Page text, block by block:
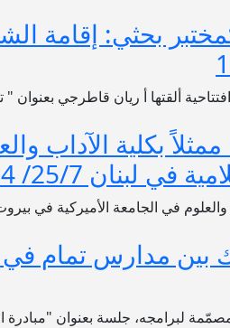
بحثي: إقامة
ألقتها أ ريان قاطرجي
بكلية الآداب
لبنان 25/7/ 2024
والعلوم في الجامعة الأميركية في
بين مدارس تمام في
لبرامجه، جلسة بعنوان